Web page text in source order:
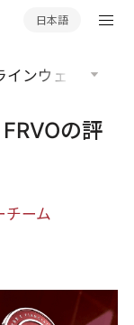
日本語
インウェビナー
の評
チーム